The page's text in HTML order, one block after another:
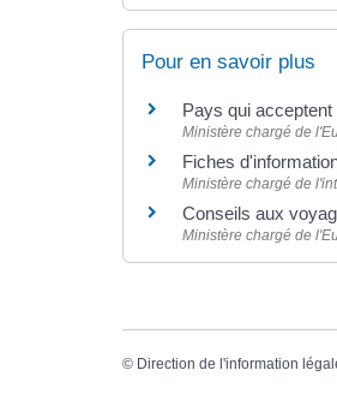
Pour en savoir plus
Pays qui
Ministère chargé de
Fiches
Ministère chargé de
Conseils aux
Ministère chargé de
© Direction de l'information